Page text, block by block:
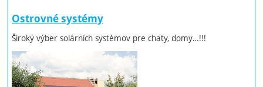
Ostrovné systémy
Široký výber solárních systémov pre chaty, domy…!!!